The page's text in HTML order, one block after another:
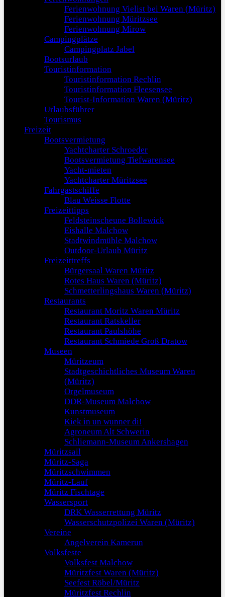
Ferienwohnung Vielist bei Waren (Müritz)
Ferienwohnung Müritzsee
Ferienwohnung Mirow
Campingplätze
Campingplatz Jabel
Bootsurlaub
Touristinformation
Touristinformation Rechlin
Touristinformation Fleesensee
Tourist-Information Waren (Müritz)
Urlaubsführer
Tourismus
Freizeit
Bootsvermietung
Yachtcharter Schroeder
Bootsvermietung Tiefwarensee
Yacht-mieten
Yachtcharter Müritzsee
Fahrgastschiffe
Blau Weisse Flotte
Freizeittipps
Feldsteinscheune Bollewick
Eishalle Malchow
Stadtwindmühle Malchow
Outdoor-Urlaub Müritz
Freizeittreffs
Bürgersaal Waren Müritz
Rotes Haus Waren (Müritz)
Schmetterlingshaus Waren (Müritz)
Restaurants
Restaurant Moritz Waren Müritz
Restaurant Ratskeller
Restaurant Paulshöhe
Restaurant Schmiede Groß Dratow
Museen
Müritzeum
Stadtgeschichtliches Museum Waren
(Müritz)
Orgelmuseum
DDR-Museum Malchow
Kunstmuseum
Kiek in un wunner di!
Agroneum Alt Schwerin
Schliemann-Museum Ankershagen
Müritzsail
Müritz-Saga
Müritzschwimmen
Müritz-Lauf
Müritz Fischtage
Wassersport
DRK Wasserrettung Müritz
Wasserschutzpolizei Waren (Müritz)
Vereine
Angelverein Kamerun
Volksfeste
Volksfest Malchow
Müritzfest Waren (Müritz)
Seefest Röbel/Müritz
Müritzfest Rechlin